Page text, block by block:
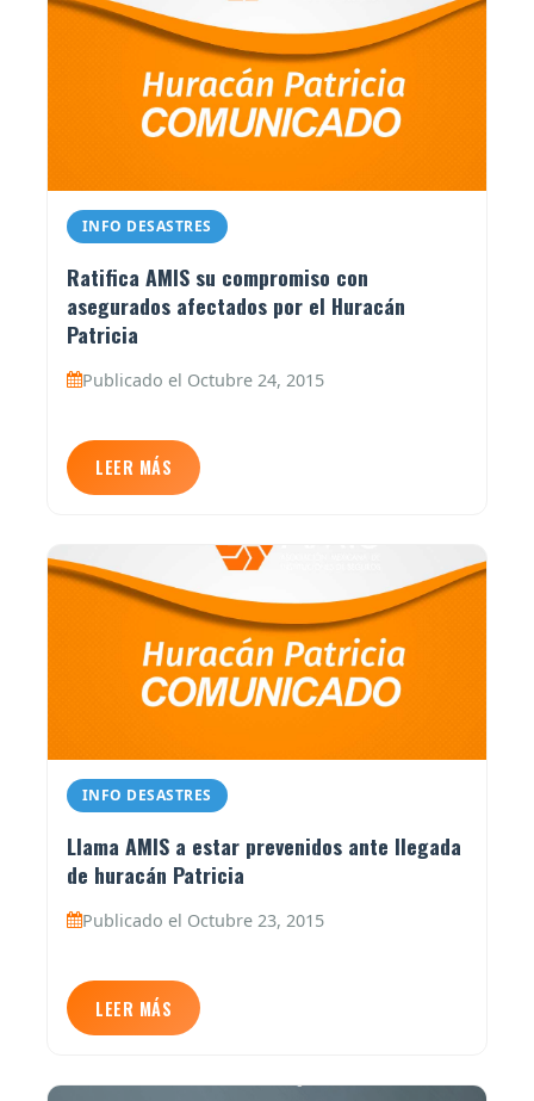
INFO DESASTRES
Ratifica AMIS su compromiso con
asegurados afectados por el Huracán
Patricia
Publicado el Octubre 24, 2015
LEER MÁS
INFO DESASTRES
Llama AMIS a estar prevenidos ante llegada
de huracán Patricia
Publicado el Octubre 23, 2015
LEER MÁS